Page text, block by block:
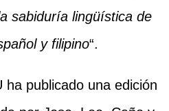
sabiduría lingüística de
y filipino“.
ha publicado una edición